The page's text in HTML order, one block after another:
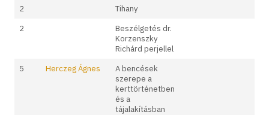
2
Tihany
2
Beszélgetés dr.
Korzenszky
Richárd perjellel
5
Herczeg Ágnes
A bencések
szerepe a
kerttörténetben
és a
tájalakításban